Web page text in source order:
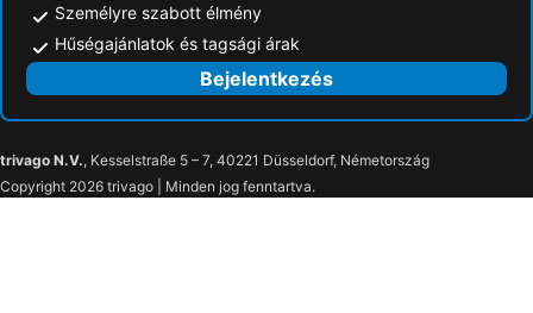
Személyre szabott élmény
Hűségajánlatok és tagsági árak
Bejelentkezés
trivago N.V., Kesselstraße 5 – 7, 40221 Düsseldorf, Németország
Copyright 2026 trivago | Minden jog fenntartva.